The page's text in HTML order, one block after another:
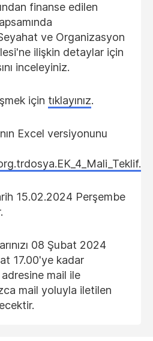
finanse edilen
ve Organizasyon
ilişkin detaylar için
inceleyiniz.
için tıklayınız.
Excel versiyonunu
15.02.2024 Perşembe
08 Şubat 2024
17.00'ye kadar
mail ile
mail yoluyla iletilen